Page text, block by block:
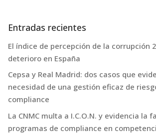
Entradas recientes
El índice de percepción de la corrupción
deterioro en España
Cepsa y Real Madrid: dos casos que
necesidad de una gestión eficaz de
compliance
La CNMC multa a I.C.O.N. y evidencia la
programas de compliance en